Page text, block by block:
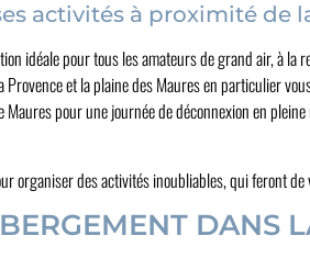
activités à proximité de
idéale pour tous les amateurs de grand air, à
et la plaine des Maures en particulier
Maures pour une journée de déconnexion en
organiser des activités inoubliables, qui feront
DANS